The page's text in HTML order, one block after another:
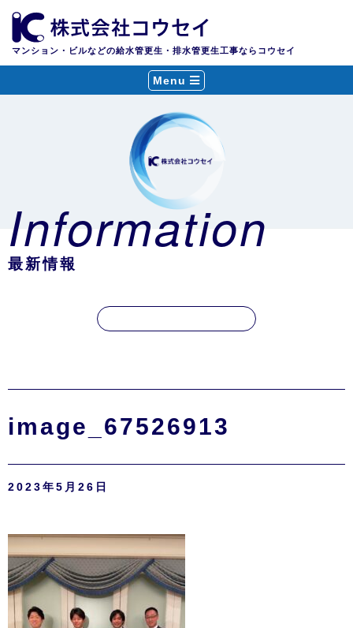
マンション・ビルなどの給水管更生・排水管更生工事ならコウセイ
Menu
Information
最新情報
image_67526913
2023年5月26日